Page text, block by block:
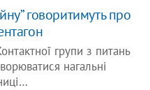
говоритимуть про
групи з питань
нагальні